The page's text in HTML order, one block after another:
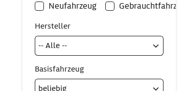
Neufahrzeug Gebrauchtfahrzeug
Hersteller
Basisfahrzeug